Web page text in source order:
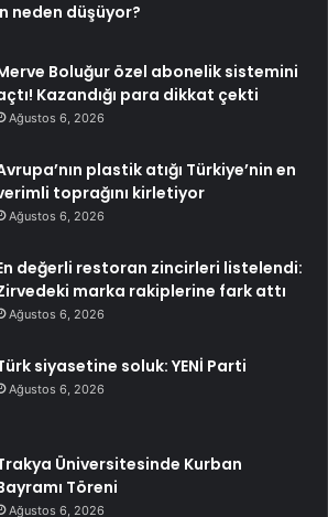
neden düşüyor?
Boluğur özel abonelik sistemini
Kazandığı para dikkat çekti
Ağustos 6, 2026
plastik atığı Türkiye’nin en
toprağını kirletiyor
Ağustos 6, 2026
değerli restoran zincirleri listelendi:
marka rakiplerine fark attı
Ağustos 6, 2026
siyasetine soluk: YENİ Parti
Ağustos 6, 2026
Üniversitesinde Kurban
Töreni
Ağustos 6, 2026